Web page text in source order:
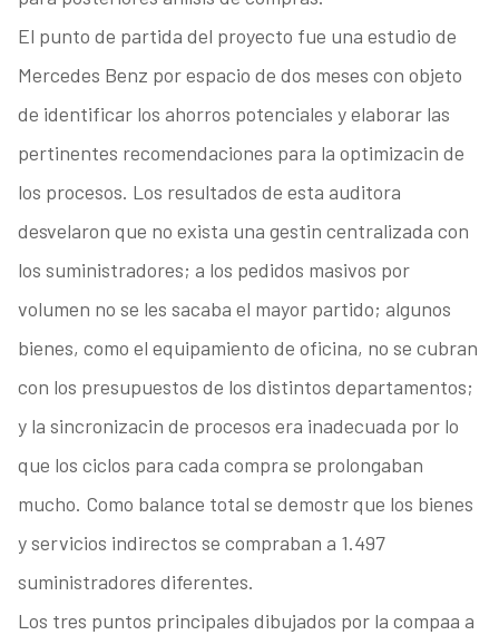
El punto de partida del proyecto fue una estudio de
Mercedes Benz por espacio de dos meses con objeto
de identificar los ahorros potenciales y elaborar las
pertinentes recomendaciones para la optimizacin de
los procesos. Los resultados de esta auditora
desvelaron que no exista una gestin centralizada con
los suministradores; a los pedidos masivos por
volumen no se les sacaba el mayor partido; algunos
bienes, como el equipamiento de oficina, no se cubran
con los presupuestos de los distintos departamentos;
y la sincronizacin de procesos era inadecuada por lo
que los ciclos para cada compra se prolongaban
mucho. Como balance total se demostr que los bienes
y servicios indirectos se compraban a 1.497
suministradores diferentes.
Los tres puntos principales dibujados por la compaa a